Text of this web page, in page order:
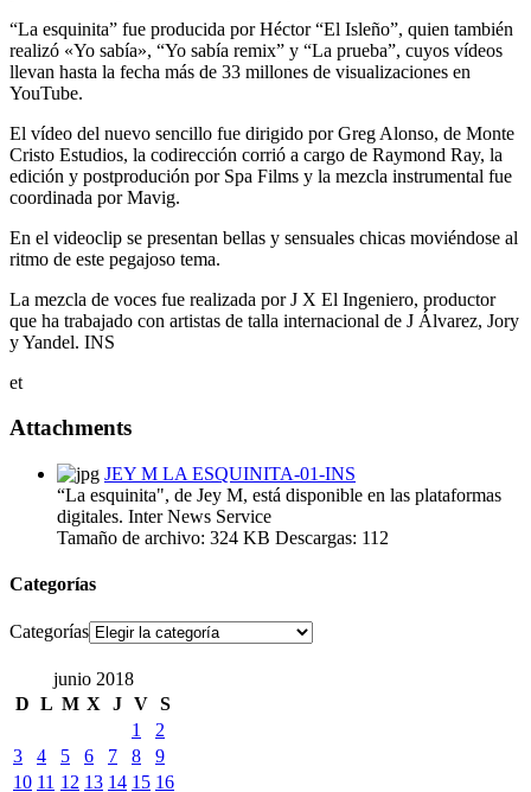
“La esquinita” fue producida por Héctor “El Isleño”, quien también
realizó «Yo sabía», “Yo sabía remix” y “La prueba”, cuyos vídeos
llevan hasta la fecha más de 33 millones de visualizaciones en
YouTube.
El vídeo del nuevo sencillo fue dirigido por Greg Alonso, de Monte
Cristo Estudios, la codirección corrió a cargo de Raymond Ray, la
edición y postprodución por Spa Films y la mezcla instrumental fue
coordinada por Mavig.
En el videoclip se presentan bellas y sensuales chicas moviéndose al
ritmo de este pegajoso tema.
La mezcla de voces fue realizada por J X El Ingeniero, productor
que ha trabajado con artistas de talla internacional de J Álvarez, Jory
y Yandel. INS
et
Attachments
JEY M LA ESQUINITA-01-INS
“La esquinita", de Jey M, está disponible en las plataformas
digitales. Inter News Service
Tamaño de archivo: 324 KB Descargas: 112
Categorías
Categorías
junio 2018
D L M X J V S
1
2
3
4 5 6 7 8
9
10 11 12 13 14 15 16